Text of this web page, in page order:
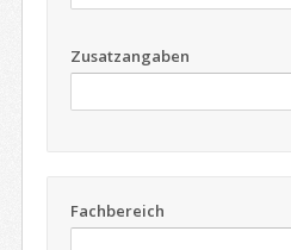
Zusatzangaben
Fachbereich